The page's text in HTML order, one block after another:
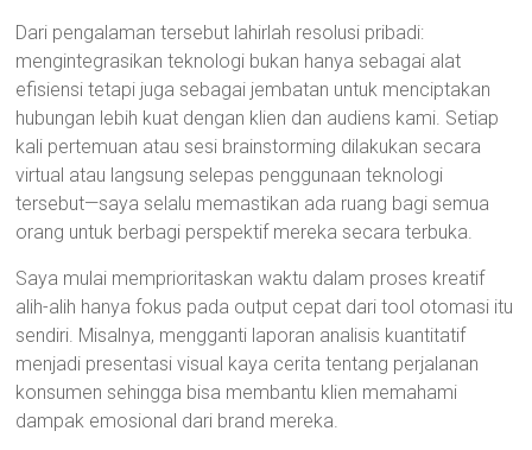
Dari pengalaman tersebut lahirlah resolusi pribadi:
mengintegrasikan teknologi bukan hanya sebagai alat
efisiensi tetapi juga sebagai jembatan untuk menciptakan
hubungan lebih kuat dengan klien dan audiens kami. Setiap
kali pertemuan atau sesi brainstorming dilakukan secara
virtual atau langsung selepas penggunaan teknologi
tersebut—saya selalu memastikan ada ruang bagi semua
orang untuk berbagi perspektif mereka secara terbuka.
Saya mulai memprioritaskan waktu dalam proses kreatif
alih-alih hanya fokus pada output cepat dari tool otomasi itu
sendiri. Misalnya, mengganti laporan analisis kuantitatif
menjadi presentasi visual kaya cerita tentang perjalanan
konsumen sehingga bisa membantu klien memahami
dampak emosional dari brand mereka.